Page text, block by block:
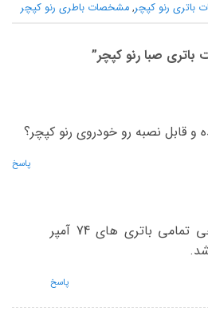
رنو کپچر, مشخصات باطری رنو کپچر
باتری صبا رنو کپچر”
پاسخ
سلام دوست عزیز خروجی تمامی باتری های 74 آمپر
پاسخ